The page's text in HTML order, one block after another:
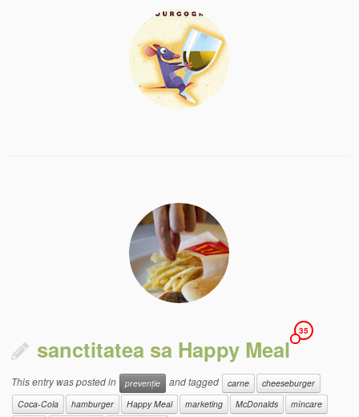
sanctitatea sa Happy Meal
35
This entry was posted in prevenție and tagged carne
cheeseburger
Coca-Cola
hamburger Happy Meal marketing McDonalds mîncare